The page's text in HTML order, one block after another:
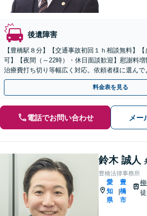
後遺障害
【豊橋駅８分】【交通事故初回１ｈ相談無料】
可】【夜間（～22時）・休日面談歓迎】慰謝料増
治療費打ち切り等幅広く対応。依頼者様に選ん
らえるよう尽力します。ぜひご相談ください。
料金表を見る
電話でお問い合わせ メー
鈴木 誠人
豊橋法律事務所
愛
知
県
|
豊
橋
市